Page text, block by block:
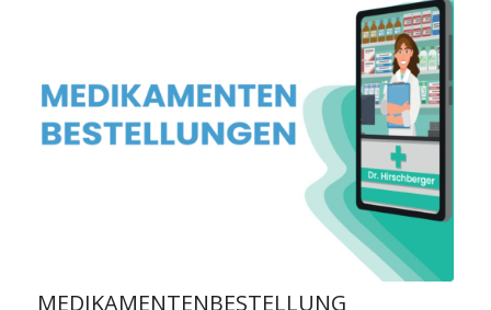
MEDIKAMENTENBESTELLUNG